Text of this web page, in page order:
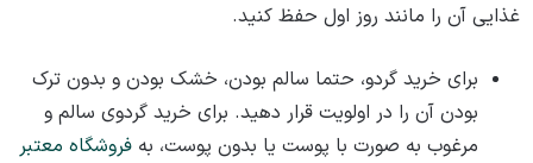
غذایی آن را مانند روز اول حفظ کنید.
برای خرید گردو، حتما سالم بودن، خشک بودن و بدون ترک
بودن آن‌ را در اولویت قرار دهید. برای خرید گردوی سالم و
مرغوب به صورت با پوست یا بدون پوست، به فروشگاه معتبر